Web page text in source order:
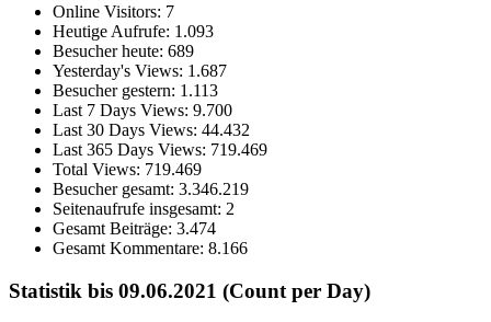
Online Visitors: 7
Heutige Aufrufe: 1.093
Besucher heute: 689
Yesterday's Views: 1.687
Besucher gestern: 1.113
Last 7 Days Views: 9.700
Last 30 Days Views: 44.432
Last 365 Days Views: 719.469
Total Views: 719.469
Besucher gesamt: 3.346.219
Seitenaufrufe insgesamt: 2
Gesamt Beiträge: 3.474
Gesamt Kommentare: 8.166
Statistik bis 09.06.2021 (Count per Day)